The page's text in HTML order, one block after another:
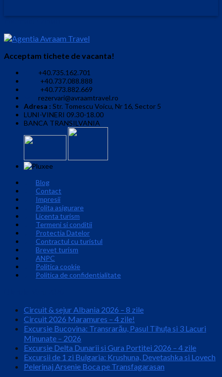
Acceptam tichete de vacanta!
+40.735.162.701
+40.737.088.888
+40.773.882.669
rezervari@avraamtravel.ro
Adresa : Str. Tomescu Voicu, Nr 16, Sector 5
LUNI-VINERI 09.30-18.00
BANCA TRANSILVANIA
Blog
Contact
Impresii
Polita asigurare
Licenta turism
Termeni si conditii
Protectia Datelor
Contractul cu turistul
Brevet turism
ANPC
Politica cookie
Politica de confidentialitate
Circuit & sejur Albania 2026 – 8 zile
Circuit 2026 Maramures – 4 zile!
Excursie Bucovina: Transrarău, Pasul Tihuța si 3 Lacuri
Minunate – 2026
Excursie Delta Dunarii si Gura Portitei 2026 – 4 zile
Excursii de 1 zi Bulgaria: Krushuna, Devetashka si Lovech
Pelerinaj Arsenie Boca pe Transfagarasan